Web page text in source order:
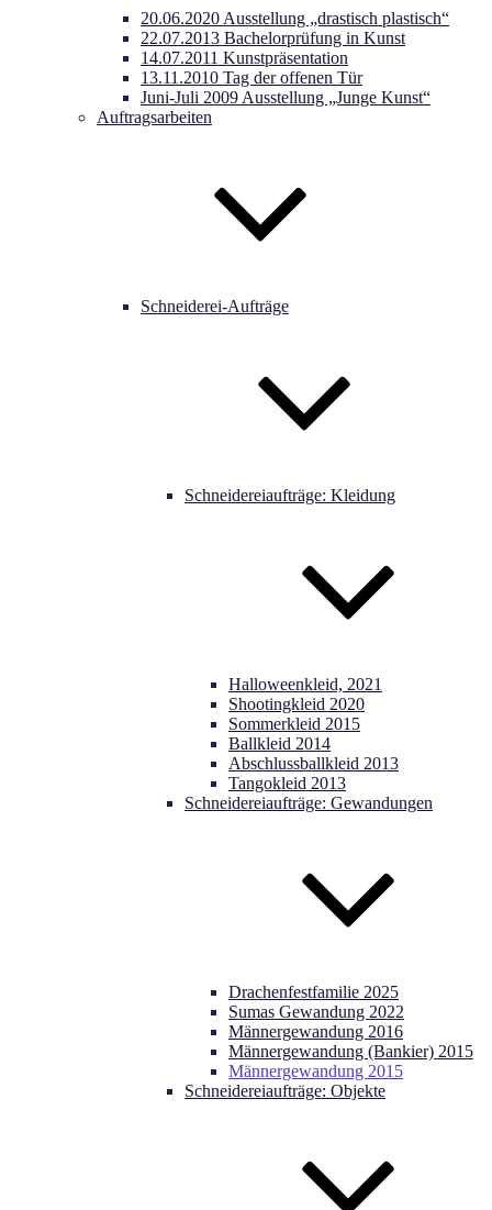
20.06.2020 Ausstellung „drastisch plastisch“
22.07.2013 Bachelorprüfung in Kunst
14.07.2011 Kunstpräsentation
13.11.2010 Tag der offenen Tür
Juni-Juli 2009 Ausstellung „Junge Kunst“
Auftragsarbeiten
Schneiderei-Aufträge
Schneidereiaufträge: Kleidung
Halloweenkleid, 2021
Shootingkleid 2020
Sommerkleid 2015
Ballkleid 2014
Abschlussballkleid 2013
Tangokleid 2013
Schneidereiaufträge: Gewandungen
Drachenfestfamilie 2025
Sumas Gewandung 2022
Männergewandung 2016
Männergewandung (Bankier) 2015
Männergewandung 2015
Schneidereiaufträge: Objekte